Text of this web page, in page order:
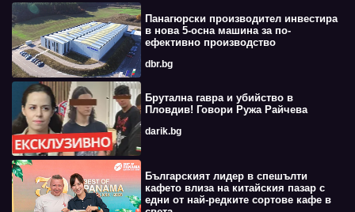
Панагюрски производител инвестира
в нова 5-осна машина за по-
ефективно производство
dbr.bg
Брутална гавра и убийство в
Пловдив! Говори Ружа Райчева
darik.bg
Българският лидер в спешълти
кафето влиза на китайския пазар с
едни от най-редките сортове кафе в